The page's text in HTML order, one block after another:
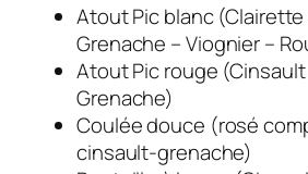
Atout Pic blanc (Clairette
Grenache – Viognier –
Atout Pic rouge (Cinsault
Grenache)
Coulée douce (rosé
cinsault-grenache)